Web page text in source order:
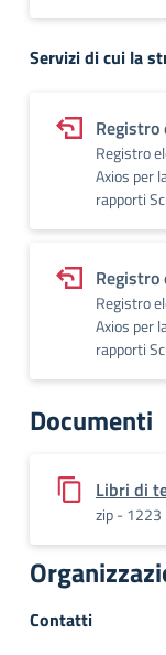
Servizi di cui la
Registro
Registro
Axios per
rapporti
Registro
Registro
Axios per
rapporti
Documenti
Libri di
zip - 1223
Contatti